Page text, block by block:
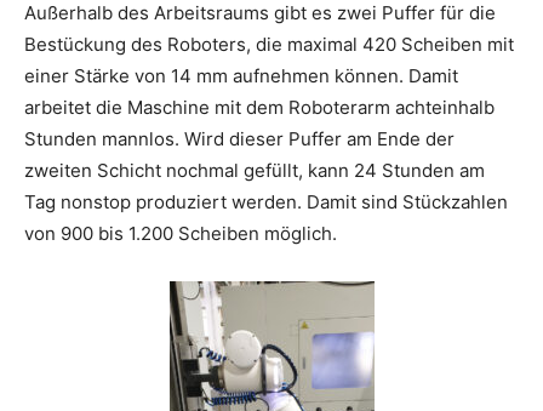
Außerhalb des Arbeitsraums gibt es zwei Puffer für die
Bestückung des Roboters, die maximal 420 Scheiben mit
einer Stärke von 14 mm aufnehmen können. Damit
arbeitet die Maschine mit dem Roboterarm achteinhalb
Stunden mannlos. Wird dieser Puffer am Ende der
zweiten Schicht nochmal gefüllt, kann 24 Stunden am
Tag nonstop produziert werden. Damit sind Stückzahlen
von 900 bis 1.200 Scheiben möglich.